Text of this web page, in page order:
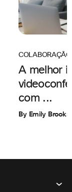
COLABORAÇÃO
A melhor
com ...
By Emily Brooks